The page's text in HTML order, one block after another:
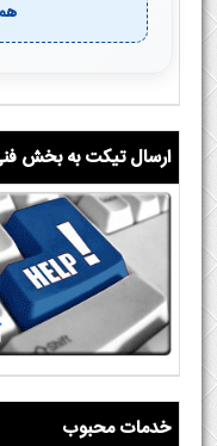
ارسال تیکت به بخش
خدمات محبوب